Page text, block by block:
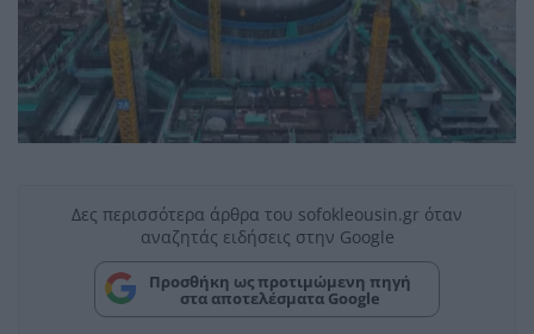
Δες περισσότερα άρθρα του sofokleousin.gr όταν
αναζητάς ειδήσεις στην Google
Προσθήκη ως προτιμώμενη πηγή
στα αποτελέσματα Google